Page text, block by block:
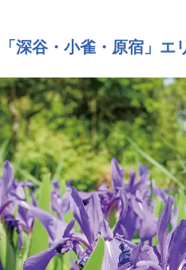
「深谷・小雀・原宿」エ